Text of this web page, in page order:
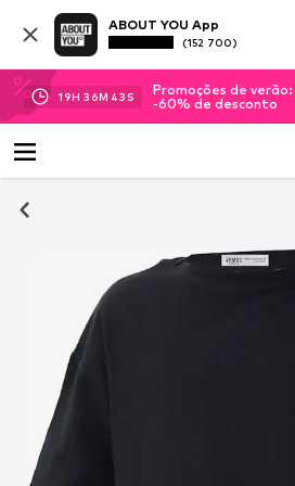
ABOUT YOU App
(152 700)
19H 36M 43 S
Promoções de
-60% de desconto